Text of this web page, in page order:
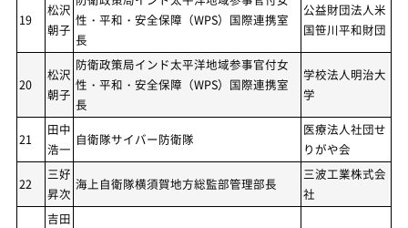
19
松沢
朝子
性・平和・安全保障（WPS）国際連携室
長
公益財団法人米
国笹川平和財団
20
松沢
朝子
防衛政策局インド太平洋地域参事官付女
性・平和・安全保障（WPS）国際連携室
長
学校法人明治大
学
21
田中
浩一
自衛隊サイバー防衛隊
医療法人社団せ
りがや会
22
三好
昇次
海上自衛隊横須賀地方総監部管理部長
三波工業株式会
社
吉田